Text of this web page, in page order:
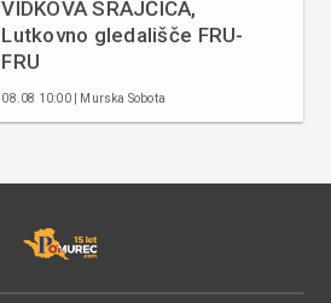
VIDKOVA SRAJČICA,
Lutkovno gledališče FRU-
FRU
08.08 10:00 | Murska Sobota